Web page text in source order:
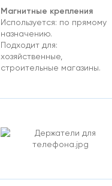
Магнитные крепления
Используется: по прямому
назначению.
Подходит для:
хозяйственные,
строительные магазины.